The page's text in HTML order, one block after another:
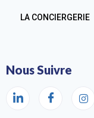
LA CONCIERGERIE
Nous Suivre